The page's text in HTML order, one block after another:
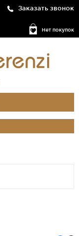
Заказать звонок
Нет покупок